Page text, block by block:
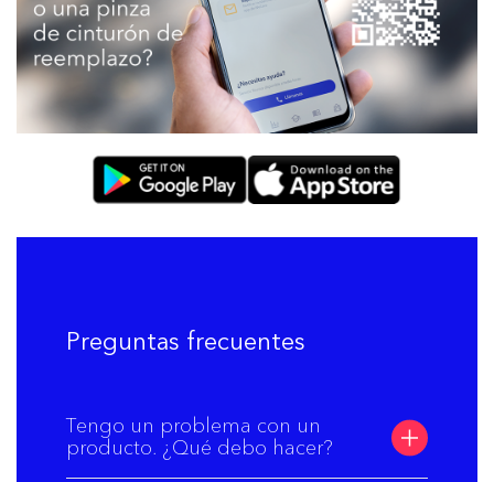
Preguntas frecuentes
Tengo un problema con un
producto. ¿Qué debo hacer?